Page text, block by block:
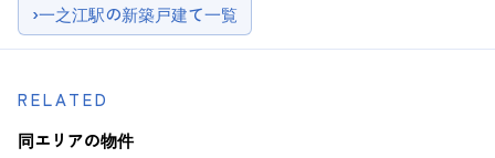
›一之江駅の新築戸建て一覧
RELATED
同エリアの物件